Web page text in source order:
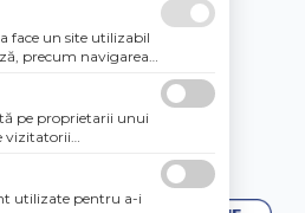
disponibil.
face un site utilizabil
precum navigarea
fără aceste
pe proprietarii unui
vizitatorii
anonim.
utilizate pentru a-i